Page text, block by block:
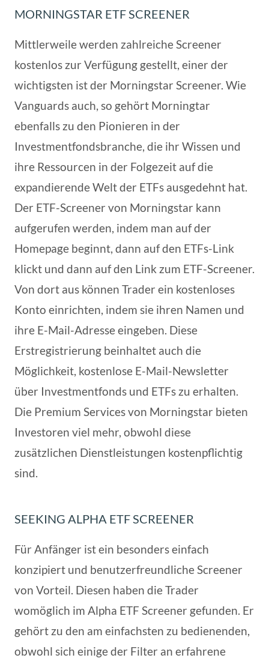
MORNINGSTAR ETF SCREENER
Mittlerweile werden zahlreiche Screener
kostenlos zur Verfügung gestellt, einer der
wichtigsten ist der Morningstar Screener. Wie
Vanguards auch, so gehört Morningtar
ebenfalls zu den Pionieren in der
Investmentfondsbranche, die ihr Wissen und
ihre Ressourcen in der Folgezeit auf die
expandierende Welt der ETFs ausgedehnt hat.
Der ETF-Screener von Morningstar kann
aufgerufen werden, indem man auf der
Homepage beginnt, dann auf den ETFs-Link
klickt und dann auf den Link zum ETF-Screener.
Von dort aus können Trader ein kostenloses
Konto einrichten, indem sie ihren Namen und
ihre E-Mail-Adresse eingeben. Diese
Erstregistrierung beinhaltet auch die
Möglichkeit, kostenlose E-Mail-Newsletter
über Investmentfonds und ETFs zu erhalten.
Die Premium Services von Morningstar bieten
Investoren viel mehr, obwohl diese
zusätzlichen Dienstleistungen kostenpflichtig
sind.
SEEKING ALPHA ETF SCREENER
Für Anfänger ist ein besonders einfach
konzipiert und benutzerfreundliche Screener
von Vorteil. Diesen haben die Trader
womöglich im Alpha ETF Screener gefunden. Er
gehört zu den am einfachsten zu bedienenden,
obwohl sich einige der Filter an erfahrene